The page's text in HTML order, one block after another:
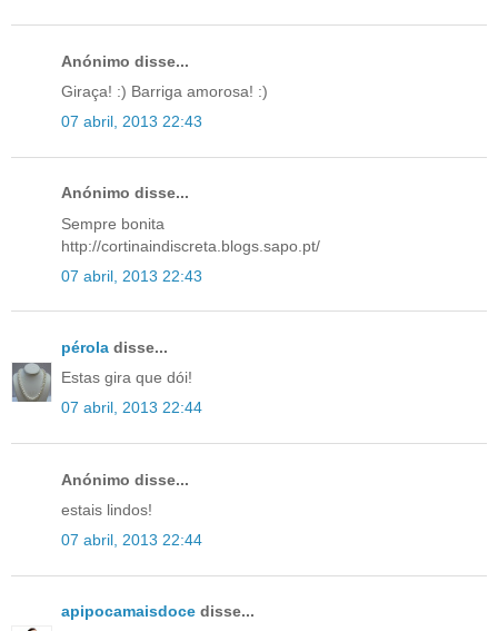
Anónimo disse...
Giraça! :) Barriga amorosa! :)
07 abril, 2013 22:43
Anónimo disse...
Sempre bonita
http://cortinaindiscreta.blogs.sapo.pt/
07 abril, 2013 22:43
pérola disse...
Estas gira que dói!
07 abril, 2013 22:44
Anónimo disse...
estais lindos!
07 abril, 2013 22:44
apipocamaisdoce disse...